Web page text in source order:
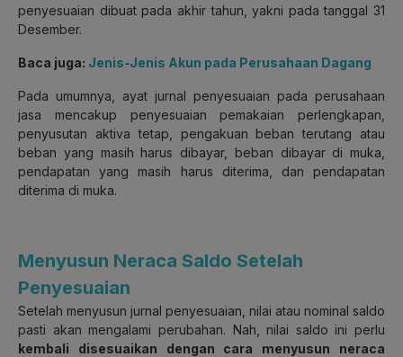
penyesuaian dibuat pada akhir tahun, yakni pada tanggal 31
Desember.
Baca juga: Jenis-Jenis Akun pada Perusahaan Dagang
Pada umumnya, ayat jurnal penyesuaian pada perusahaan
jasa mencakup penyesuaian pemakaian perlengkapan,
penyusutan aktiva tetap, pengakuan beban terutang atau
beban yang masih harus dibayar, beban dibayar di muka,
pendapatan yang masih harus diterima, dan pendapatan
diterima di muka.
Menyusun Neraca Saldo Setelah
Penyesuaian
Setelah menyusun jurnal penyesuaian, nilai atau nominal saldo
pasti akan mengalami perubahan. Nah, nilai saldo ini perlu
kembali disesuaikan dengan cara menyusun neraca